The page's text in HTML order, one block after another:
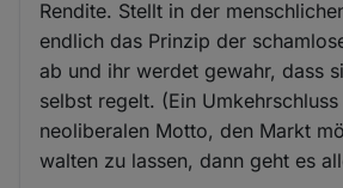
Rendite. Stellt in der
endlich das Prinzip der
ab und ihr werdet gewahr, dass
selbst regelt. (Ein Umkehrschluss
neoliberalen Motto, den Markt
walten zu lassen, dann geht es